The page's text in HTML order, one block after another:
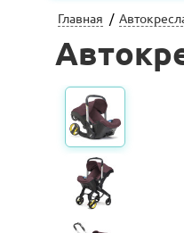
Главная